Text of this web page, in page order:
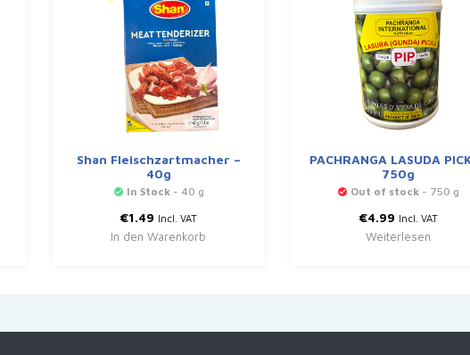
Shan Fleischzartmacher –
40g
In Stock- 40 g
€1.49 Incl. VAT
In den Warenkorb
PACHRANGA LASUDA
750g
Out of stock- 750 g
€4.99 Incl. VAT
Weiterlesen